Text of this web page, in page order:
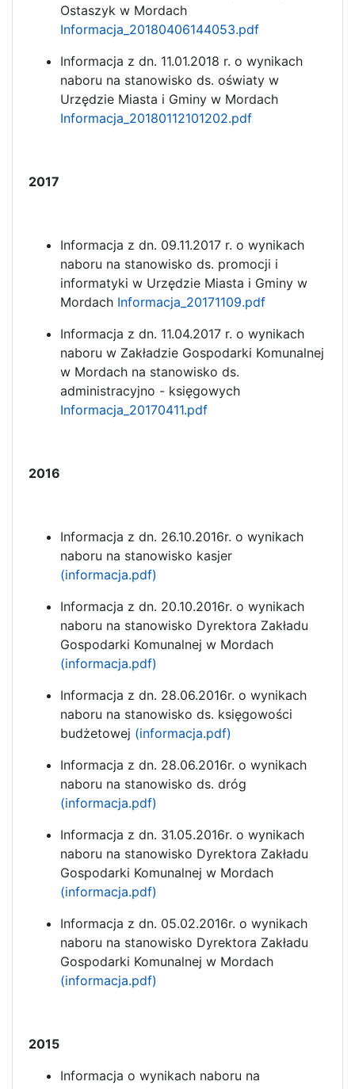
Ostaszyk w Mordach
Informacja_20180406144053.pdf
Informacja z dn. 11.01.2018 r. o wynikach
naboru na stanowisko ds. oświaty w
Urzędzie Miasta i Gminy w Mordach
Informacja_20180112101202.pdf
2017
Informacja z dn. 09.11.2017 r. o wynikach
naboru na stanowisko ds. promocji i
informatyki w Urzędzie Miasta i Gminy w
Mordach Informacja_20171109.pdf
Informacja z dn. 11.04.2017 r. o wynikach
naboru w Zakładzie Gospodarki Komunalnej
w Mordach na stanowisko ds.
administracyjno - księgowych
Informacja_20170411.pdf
2016
Informacja z dn. 26.10.2016r. o wynikach
naboru na stanowisko kasjer
(informacja.pdf)
Informacja z dn. 20.10.2016r. o wynikach
naboru na stanowisko Dyrektora Zakładu
Gospodarki Komunalnej w Mordach
(informacja.pdf)
Informacja z dn. 28.06.2016r. o wynikach
naboru na stanowisko ds. księgowości
budżetowej (informacja.pdf)
Informacja z dn. 28.06.2016r. o wynikach
naboru na stanowisko ds. dróg
(informacja.pdf)
Informacja z dn. 31.05.2016r. o wynikach
naboru na stanowisko Dyrektora Zakładu
Gospodarki Komunalnej w Mordach
(informacja.pdf)
Informacja z dn. 05.02.2016r. o wynikach
naboru na stanowisko Dyrektora Zakładu
Gospodarki Komunalnej w Mordach
(informacja.pdf)
2015
Informacja o wynikach naboru na